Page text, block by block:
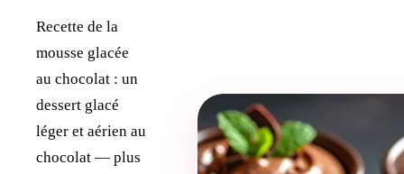
Recette de la
mousse glacée
au chocolat : un
dessert glacé
léger et aérien au
chocolat — plus